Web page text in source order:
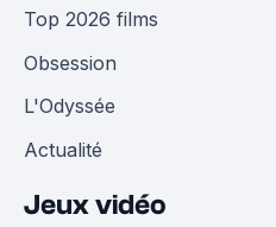
Top 2026 films
Obsession
L'Odyssée
Actualité
Jeux vidéo